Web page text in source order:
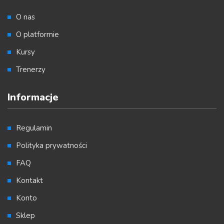
O nas
O platformie
Kursy
Trenerzy
Informacje
Regulamin
Polityka prywatności
FAQ
Kontakt
Konto
Sklep